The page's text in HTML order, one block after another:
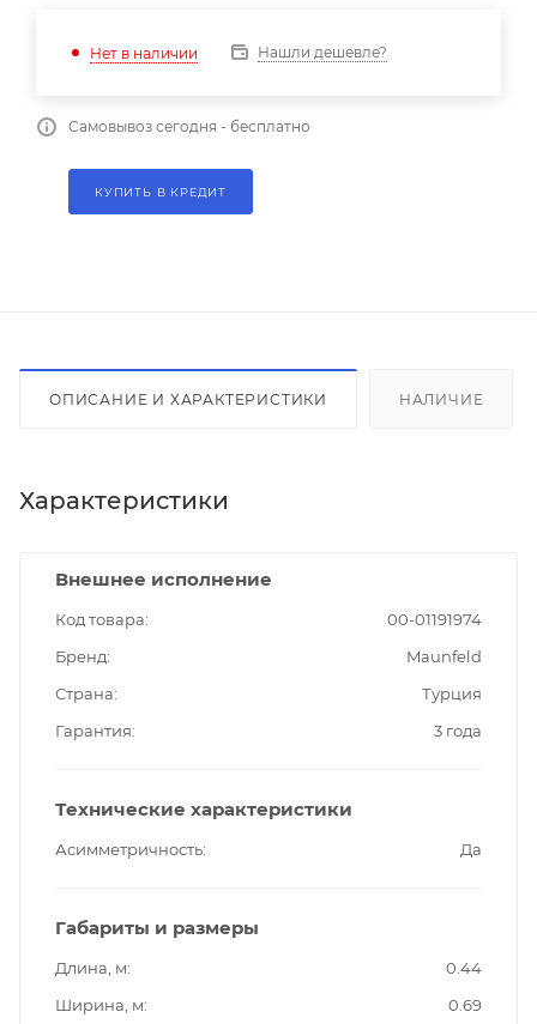
Нет в наличии Нашли дешевле?
Самовывоз сегодня - бесплатно
КУПИТЬ В КРЕДИТ
ОПИСАНИЕ И ХАРАКТЕРИСТИКИ НАЛИЧИЕ
Характеристики
Внешнее исполнение
Код товара
00-01191974
Бренд
Maunfeld
Страна
Турция
Гарантия
3 года
Технические характеристики
Асимметричность Да
Габариты и размеры
Длина, м
0.44
Ширина, м
0.69